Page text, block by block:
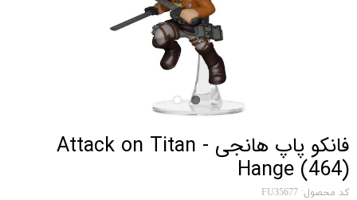
فانکو پاپ هانجی Attack on Titan -
Hange (464)
کد محصول: FU35677